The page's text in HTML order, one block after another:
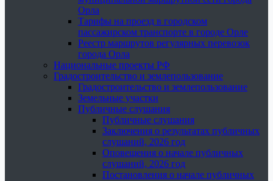
Орла
Тарифы на проезд в городском
пассажирском транспорте в городе Орле
Реестр маршрутов регулярных перевозок
города Орла
Национальные проекты РФ
Градостроительство и землепользование
Градостроительство и землепользование
Земельные участки
Публичные слушания
Публичные слушания
Заключения о результатах публичных
слушаний, 2026 год
Оповещения о начале публичных
слушаний, 2026 год
Постановления о начале публичных